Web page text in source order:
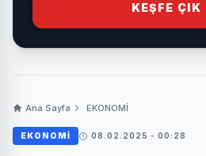
KEŞFE ÇIK
Ana Sayfa EKONOMİ
EKONOMİ 08.02.2025 - 00:28